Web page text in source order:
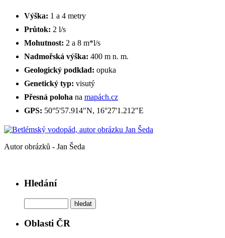
Výška: 1 a 4 metry
Průtok: 2 l/s
Mohutnost: 2 a 8 m*l/s
Nadmořská výška: 400 m n. m.
Geologický podklad: opuka
Genetický typ: visutý
Přesná poloha na mapách.cz
GPS: 50°5'57.914"N, 16°27'1.212"E
Autor obrázků - Jan Šeda
Hledání
Oblasti ČR